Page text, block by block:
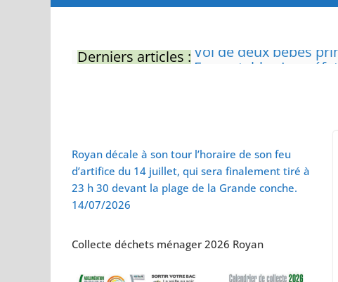
Derniers articles : Eau potable : Le
Royan décale à son tour l’horaire de son feu
d’artifice du 14 juillet, qui sera finalement tiré à
23 h 30 devant la plage de la Grande conche.
14/07/2026
Collecte déchets ménager 2026 Royan